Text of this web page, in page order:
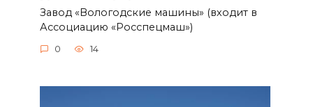
Завод «Вологодские машины» (входит в
Ассоциацию «Росспецмаш»)
0 14